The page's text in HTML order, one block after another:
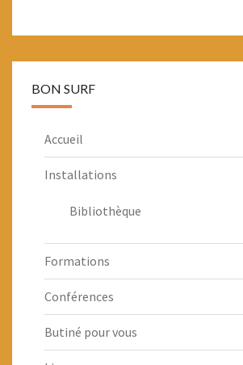
BON SURF
Accueil
Installations
Bibliothèque
Formations
Conférences
Butiné pour vous